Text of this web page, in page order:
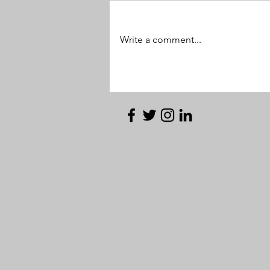
Referendum 2026
Write a comment...